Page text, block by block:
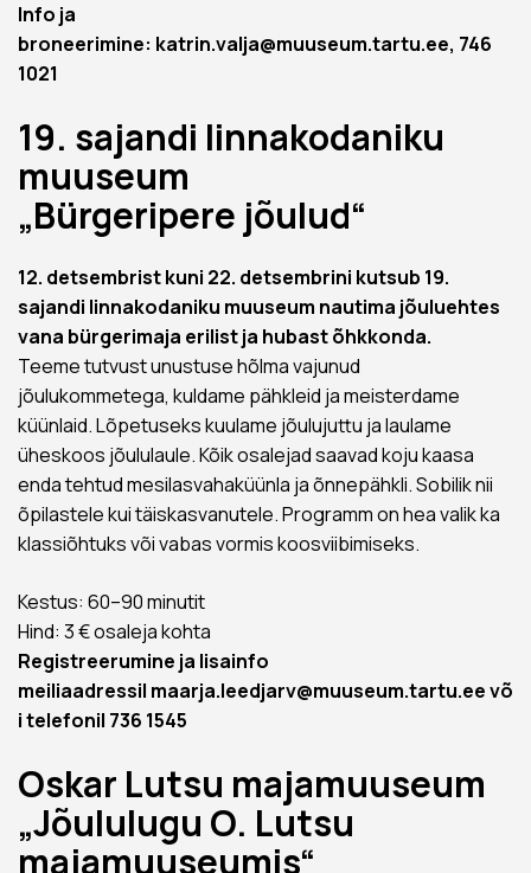
Info ja
broneerimine: katrin.valja@muuseum.tartu.ee, 746
1021
19. sajandi linnakodaniku
muuseum
„Bürgeripere jõulud“
12. detsembrist kuni 22. detsembrini kutsub 19.
sajandi linnakodaniku muuseum nautima jõuluehtes
vana bürgerimaja erilist ja hubast õhkkonda.
Teeme tutvust unustuse hõlma vajunud
jõulukommetega, kuldame pähkleid ja meisterdame
küünlaid. Lõpetuseks kuulame jõulujuttu ja laulame
üheskoos jõululaule. Kõik osalejad saavad koju kaasa
enda tehtud mesilasvahaküünla ja õnnepähkli. Sobilik nii
õpilastele kui täiskasvanutele. Programm on hea valik ka
klassiõhtuks või vabas vormis koosviibimiseks.
Kestus: 60–90 minutit
Hind: 3 € osaleja kohta
Registreerumine ja lisainfo
meiliaadressil maarja.leedjarv@muuseum.tartu.eevõ
i telefonil 736 1545
Oskar Lutsu majamuuseum
„Jõululugu O. Lutsu
majamuuseumis“